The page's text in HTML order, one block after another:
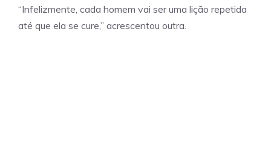
“Infelizmente, cada homem vai ser uma lição repetida
até que ela se cure,” acrescentou outra.